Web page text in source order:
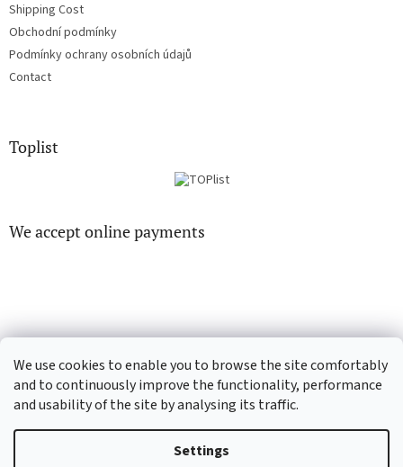
We use cookies to enable you to browse the site comfortably
and to continuously improve the functionality, performance
and usability of the site by analysing its traffic.
Settings
Shipping Cost
Obchodní podmínky
Podmínky ochrany osobních údajů
Contact
Toplist
We accept online payments
Created by Shoptet